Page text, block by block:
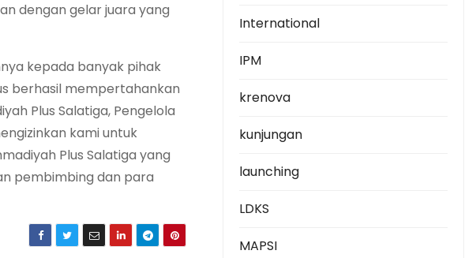
dengan gelar juara yang
kepada banyak pihak
berhasil mempertahankan
Plus Salatiga, Pengelola
kami untuk
Plus Salatiga yang
pembimbing dan para
International
IPM
krenova
kunjungan
launching
LDKS
MAPSI